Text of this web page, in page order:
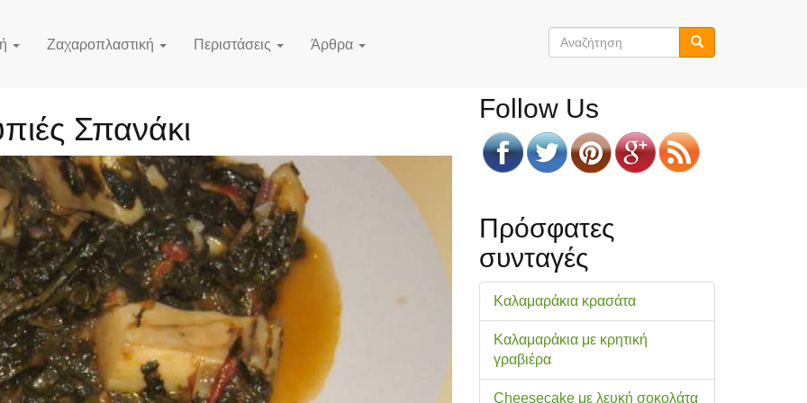
Ζαχαροπλαστική Περιστάσεις Άρθρα
Φόρμα
Σπανάκι
Follow Us
Πρόσφατες
συνταγές
Καλαμαράκια κρασάτα
Καλαμαράκια με κρητική
γραβιέρα
Cheesecake με λευκή σοκολάτα